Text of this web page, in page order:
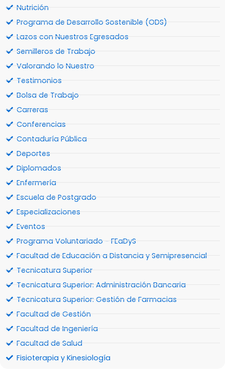
Nutrición
Programa de Desarrollo Sostenible (ODS)
Lazos con Nuestros Egresados
Semilleros de Trabajo
Valorando lo Nuestro
Testimonios
Bolsa de Trabajo
Carreras
Conferencias
Contaduría Pública
Deportes
Diplomados
Enfermería
Escuela de Postgrado
Especializaciones
Eventos
Programa Voluntariado - FEaDyS
Facultad de Educación a Distancia y Semipresencial
Tecnicatura Superior
Tecnicatura Superior: Administración Bancaria
Tecnicatura Superior: Gestión de Farmacias
Facultad de Gestión
Facultad de Ingeniería
Facultad de Salud
Fisioterapia y Kinesiología